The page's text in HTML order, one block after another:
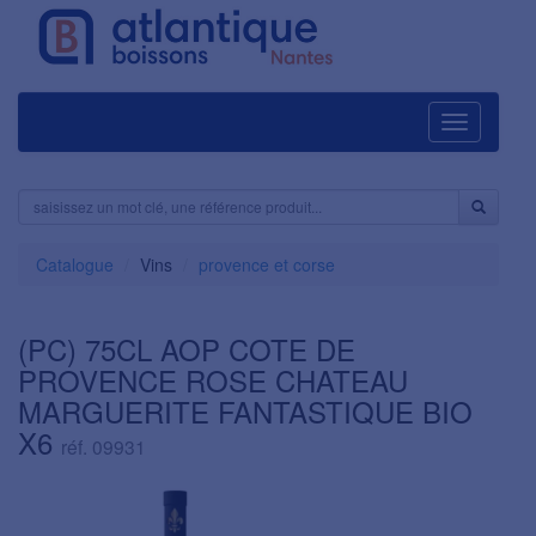
Navigation
Catalogue Vins provence et corse
(PC) 75CL AOP COTE DE
PROVENCE ROSE CHATEAU
MARGUERITE FANTASTIQUE BIO
X6 réf. 09931